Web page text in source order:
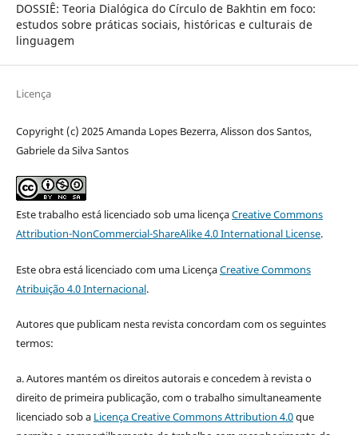
DOSSIÊ: Teoria Dialógica do Círculo de Bakhtin em foco:
estudos sobre práticas sociais, históricas e culturais de
linguagem
Licença
Copyright (c) 2025 Amanda Lopes Bezerra, Alisson dos Santos,
Gabriele da Silva Santos
Este trabalho está licenciado sob uma licençaCreative Commons
Attribution-NonCommercial-ShareAlike 4.0 International License.
Este obra está licenciado com uma LicençaCreative Commons
Atribuição 4.0 Internacional.
Autores que publicam nesta revista concordam com os seguintes
termos:
a. Autores mantém os direitos autorais e concedem à revista o
direito de primeira publicação, com o trabalho simultaneamente
licenciado sob a Licença Creative Commons Attribution 4.0que